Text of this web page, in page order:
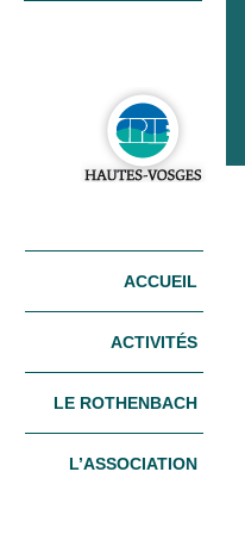
ALLER AU
CONTENU
PRINCIPAL
ALLER AU
CONTENU
SECONDAIRE
ACCUEIL
ACTIVITÉS
LE ROTHENBACH
L’ASSOCIATION